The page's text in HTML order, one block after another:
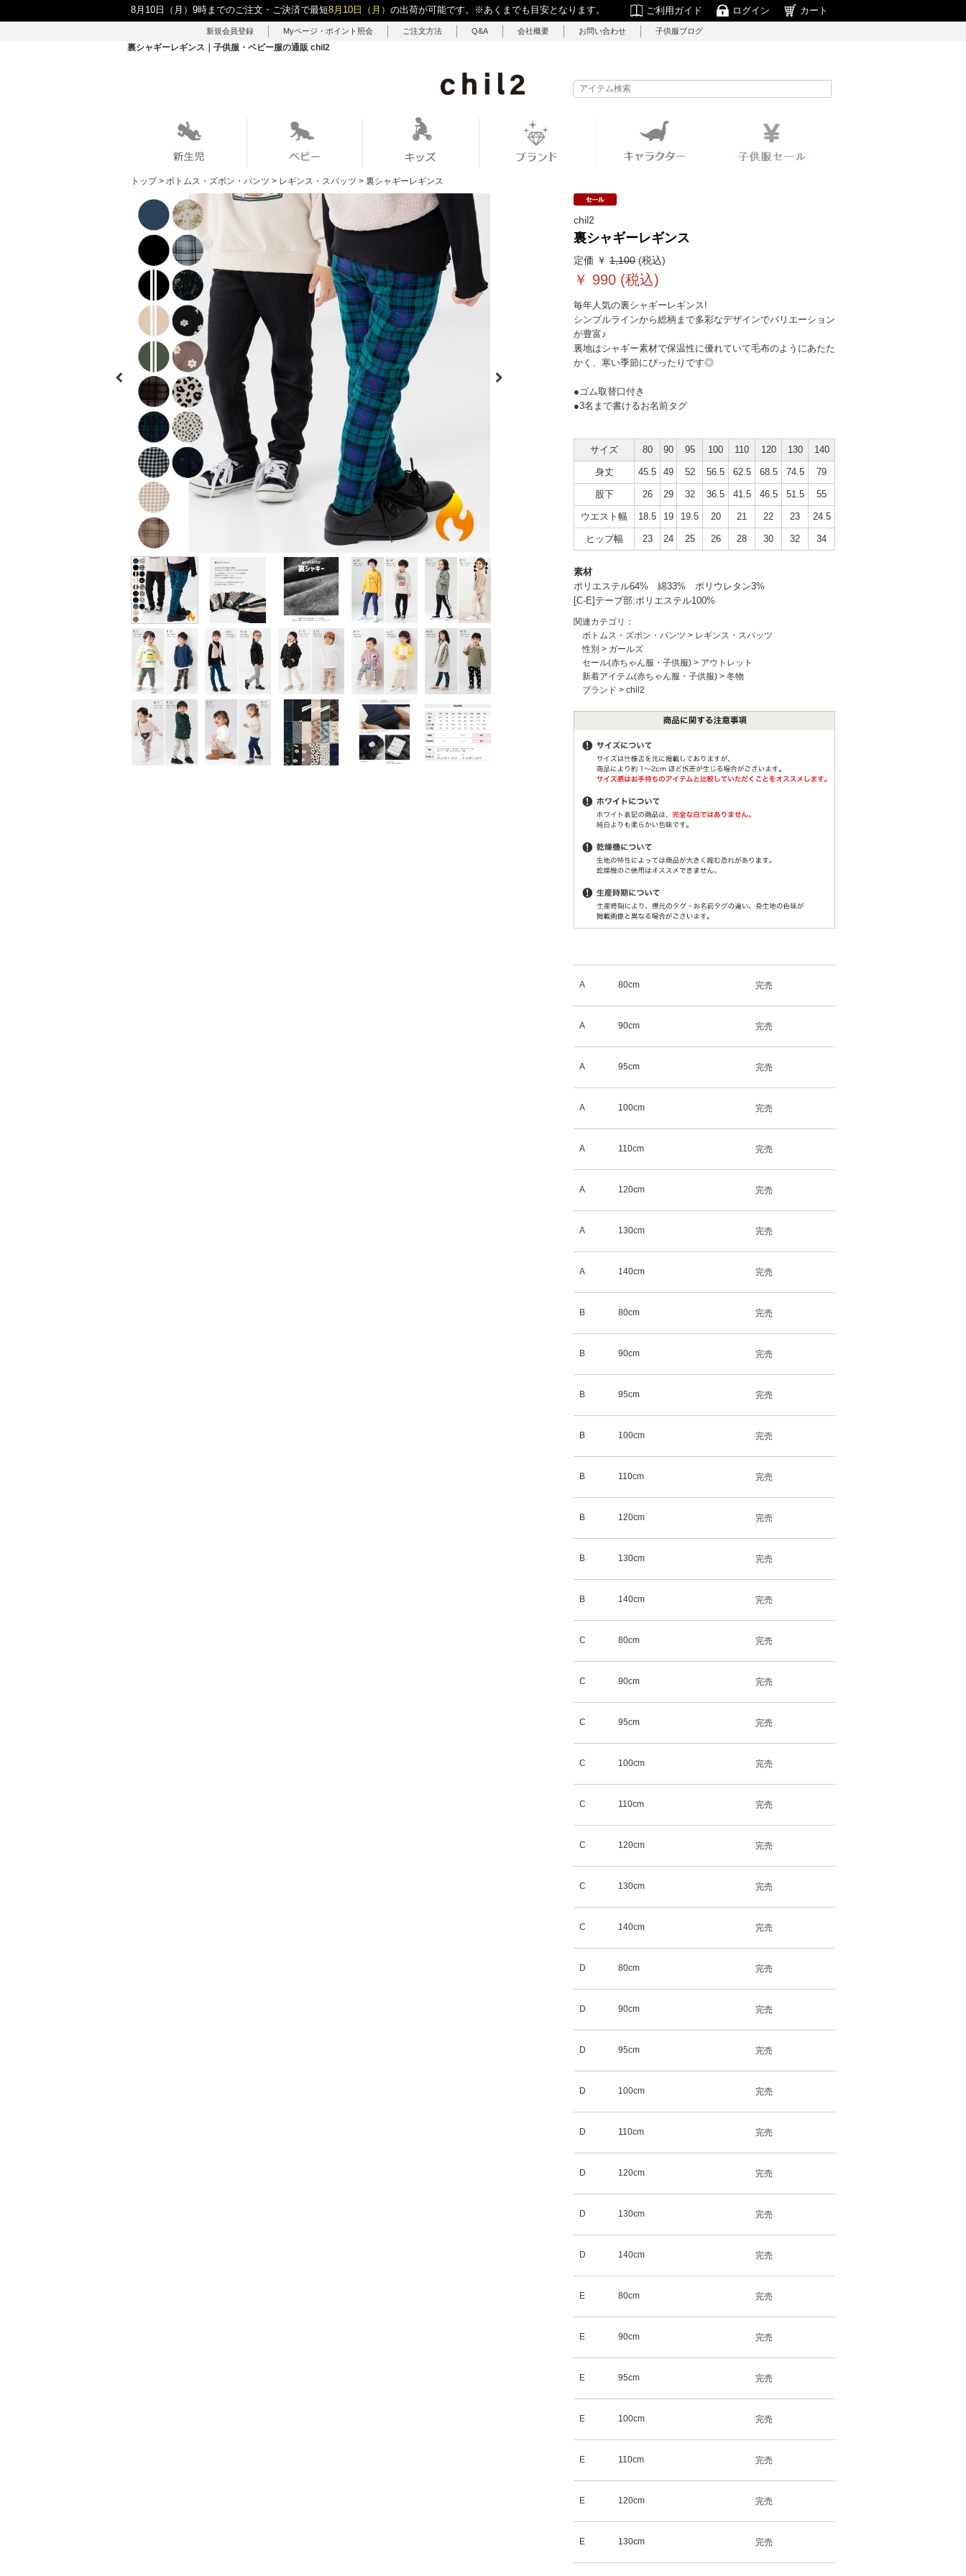
8月10日（月）9時までのご注文・ご決済で最短8月10日（月） の出荷が可能です。 ※あくまでも目安となります。 ご利用ガイド ログイン カート
新規会員登録 Myページ・ポイント照会 ご注文方法 Q&A 会社概要 お問い合わせ 子供服ブログ
裏シャギーレギンス｜子供服・ベビー服の通販 chil2
トップ > ボトムス・ズボン・パンツ > レギンス・スパッツ > 裏シャギーレギンス
chil2
裏シャギーレギンス
定価 ￥ 1,100 (税込)
￥ 990 (税込)
毎年人気の裏シャギーレギンス!
シンプルラインから総柄まで多彩なデザインでバリエーション
が豊富♪
裏地はシャギー素材で保温性に優れていて毛布のようにあたた
かく、寒い季節にぴったりです◎
●ゴム取替口付き
●3名まで書けるお名前タグ
サイズ 80 90 95 100 110 120 130 140
身丈 45.5 49 52 56.5 62.5 68.5 74.5 79
股下 26 29 32 36.5 41.5 46.5 51.5 55
ウエスト幅 18.5 19 19.5 20 21 22 23 24.5
ヒップ幅 23 24 25 26 28 30 32 34
素材
ポリエステル64% 綿33% ポリウレタン3%
[C-E]テープ部:ポリエステル100%
関連カテゴリ：
ボトムス・ズボン・パンツ > レギンス・スパッツ
性別 > ガールズ
セール(赤ちゃん服・子供服) > アウトレット
新着アイテム(赤ちゃん服・子供服) > 冬物
ブランド > chil2
A 80cm 完売
A 90cm 完売
A 95cm 完売
A 100cm 完売
A 110cm 完売
A 120cm 完売
A 130cm 完売
A 140cm 完売
B 80cm 完売
B 90cm 完売
B 95cm 完売
B 100cm 完売
B 110cm 完売
B 120cm 完売
B 130cm 完売
B 140cm 完売
C 80cm 完売
C 90cm 完売
C 95cm 完売
C 100cm 完売
C 110cm 完売
C 120cm 完売
C 130cm 完売
C 140cm 完売
D 80cm 完売
D 90cm 完売
D 95cm 完売
D 100cm 完売
D 110cm 完売
D 120cm 完売
D 130cm 完売
D 140cm 完売
E 80cm 完売
E 90cm 完売
E 95cm 完売
E 100cm 完売
E 110cm 完売
E 120cm 完売
E 130cm 完売